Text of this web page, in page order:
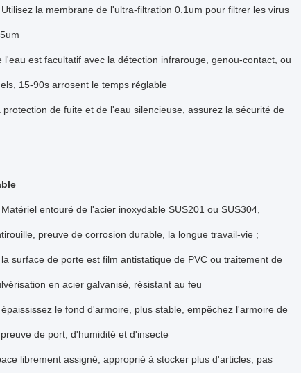
la membrane de l'ultra-filtration 0.1um pour filtrer les virus
est facultatif avec la détection infrarouge, genou-contact, ou
15-90s arrosent le temps réglable
de fuite et de l'eau silencieuse, assurez la sécurité de
Matériel entouré de l'acier inoxydable SUS201 ou SUS304,
preuve de corrosion durable, la longue travail-vie ;
la surface de porte est film antistatique de PVC ou traitement de
en acier galvanisé, résistant au feu
le fond d'armoire, plus stable, empêchez l'armoire de
de port, d'humidité et d'insecte
librement assigné, approprié à stocker plus d'articles, pas